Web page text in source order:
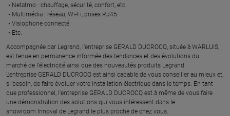
Netatmo : chauffage, sécurité, confort, etc.​
Multimédia : réseau, Wi-Fi, prises RJ45​
Visiophone connecté​
Etc.​
​Accompagnée par Legrand, l’entreprise GERALD DUCROCQ, située à WARLUIS,
est tenue en permanence informée des tendances et des évolutions du
marché de l'électricité ainsi que des nouveautés produits Legrand.
L’entreprise GERALD DUCROCQ est ainsi capable de vous conseiller au mieux et,
si besoin, de faire évoluer votre installation électrique dans le temps. En tant
que professionnel, l’entreprise GERALD DUCROCQ est à même de vous faire
une démonstration des solutions qui vous intéressent dans le
showroom Innoval de Legrand le plus proche de chez vous.​